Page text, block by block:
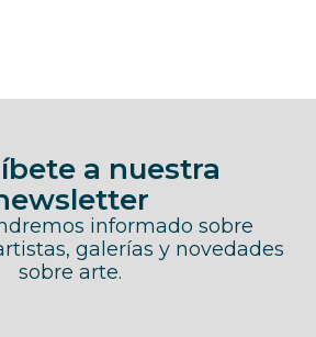
a nuestra
informado sobre
galerías y novedades
sobre arte.